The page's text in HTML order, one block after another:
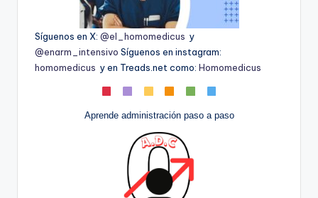
Síguenos en X: @el_homomedicus y
@enarm_intensivo Síguenos en instagram:
homomedicus y en Treads.net como: Homomedicus
Aprende administración paso a paso